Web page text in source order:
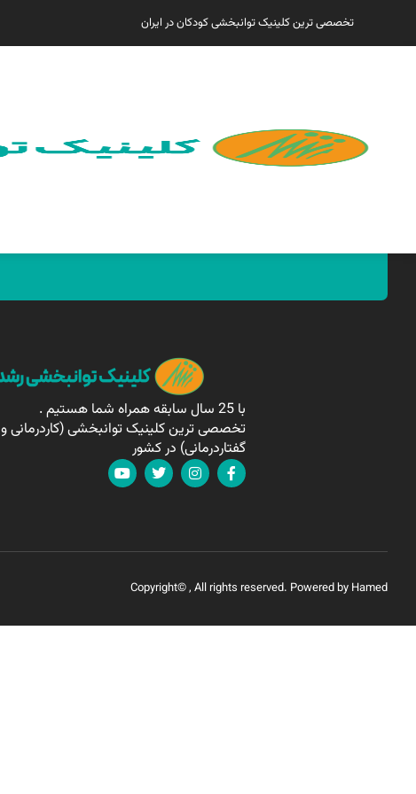
تخصصی ترین کلینیک توانبخشی کودکان در ایران
با 25 سال سابقه همراه شما هستیم .
تخصصی ترین کلینیک توانبخشی (کاردرمانی و
گفتاردرمانی) در کشور
Copyright© , All rights reserved. Powered by Hamed